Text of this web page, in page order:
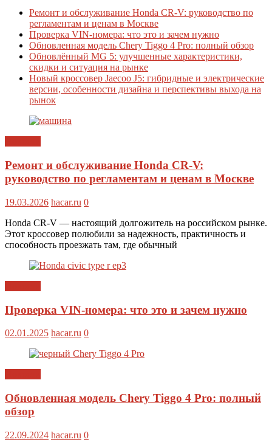
Ремонт и обслуживание Honda CR-V: руководство по
регламентам и ценам в Москве
Проверка VIN-номера: что это и зачем нужно
Обновленная модель Chery Tiggo 4 Pro: полный обзор
Обновлённый MG 5: улучшенные характеристики,
скидки и ситуация на рынке
Новый кроссовер Jaecoo J5: гибридные и электрические
версии, особенности дизайна и перспективы выхода на
рынок
Ремонт и обслуживание Honda CR-V:
руководство по регламентам и ценам в Москве
19.03.2026 hacar.ru 0
Honda CR-V — настоящий долгожитель на российском рынке.
Этот кроссовер полюбили за надежность, практичность и
способность проезжать там, где обычный
Проверка VIN-номера: что это и зачем нужно
02.01.2025 hacar.ru 0
Обновленная модель Chery Tiggo 4 Pro: полный
обзор
22.09.2024 hacar.ru 0